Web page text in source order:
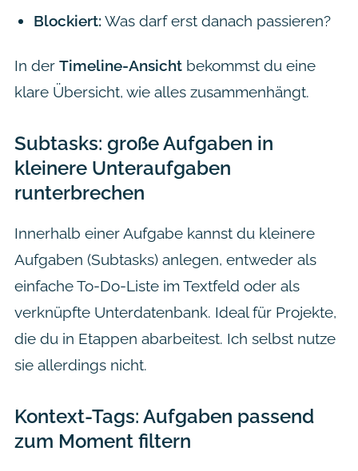
Blockiert: Was darf erst danach passieren?
In der Timeline-Ansichtbekommst du eine
klare Übersicht, wie alles zusammenhängt.
Subtasks: große Aufgaben in
kleinere Unteraufgaben
runterbrechen
Innerhalb einer Aufgabe kannst du kleinere
Aufgaben (Subtasks) anlegen, entweder als
einfache To-Do-Liste im Textfeld oder als
verknüpfte Unterdatenbank. Ideal für Projekte,
die du in Etappen abarbeitest. Ich selbst nutze
sie allerdings nicht.
Kontext-Tags: Aufgaben passend
zum Moment filtern